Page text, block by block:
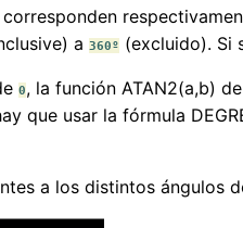
corresponden
a 360º (excluido). Si
0, la función ATAN2(a,b)
que usar la fórmula
a los distintos ángulos